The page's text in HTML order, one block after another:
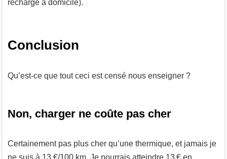
recharge à domicile).
Conclusion
Qu’est-ce que tout ceci est censé nous enseigner ?
Non, charger ne coûte pas cher
Certainement pas plus cher qu’une thermique, et jamais je
ne suis à 13 €/100 km. Je pourrais atteindre 13 € en